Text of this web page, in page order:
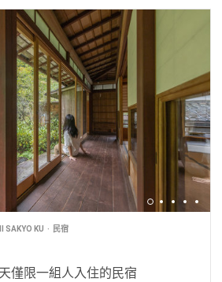
SAKYO KU 民宿
僅限一組人入住的民宿